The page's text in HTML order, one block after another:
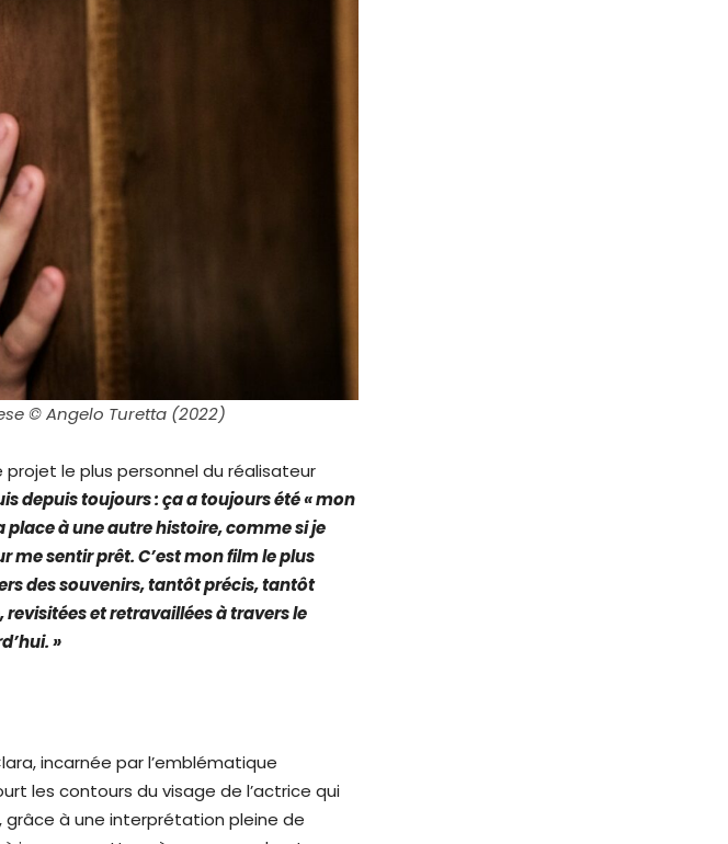
© Angelo Turetta (2022)
projet le plus personnel du réalisateur
depuis toujours : ça a toujours été « mon
à une autre histoire, comme si je
me sentir prêt. C’est mon film le plus
des souvenirs, tantôt précis, tantôt
revisitées et retravaillées à travers le
»
incarnée par l’emblématique
les contours du visage de l’actrice qui
grâce à une interprétation pleine de